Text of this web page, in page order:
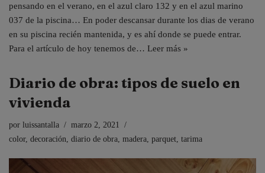
pensando en el verano, en el azul claro 132 y en el azul marino
037 de la piscina… En poder descansar durante los dias de verano
en su piscina recién mantenida, y es ahí donde se puede entrar.
Para el artículo de hoy tenemos de… Leer más »
Diario de obra: tipos de suelo en
vivienda
por luissantalla
marzo 2, 2021
color, decoración diario de obra madera parquet tarima